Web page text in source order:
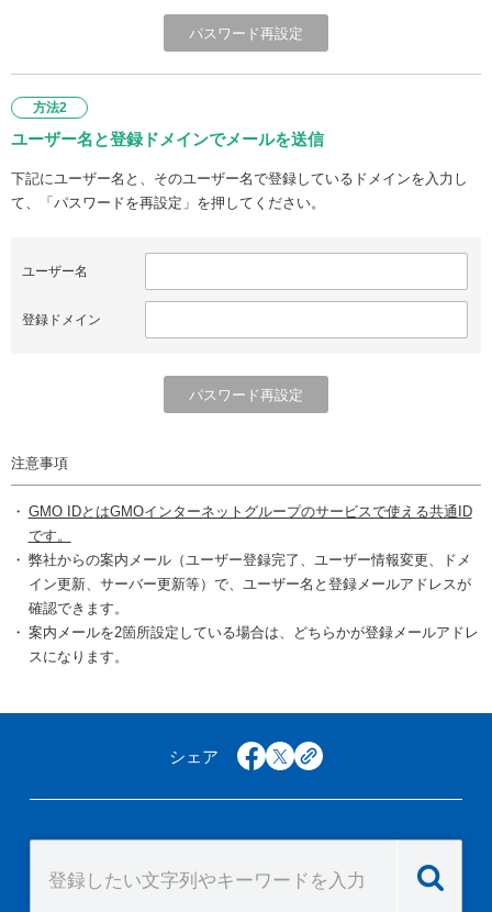
方法2
ユーザー名と登録ドメインでメールを送信
下記にユーザー名と、そのユーザー名で登録しているドメインを入力し
て、「パスワードを再設定」を押してください。
ユーザー名
登録ドメイン
注意事項
GMO IDとはGMOインターネットグループのサービスで使える共通ID
です。
弊社からの案内メール（ユーザー登録完了、ユーザー情報変更、ドメ
イン更新、サーバー更新等）で、ユーザー名と登録メールアドレスが
確認できます。
案内メールを2箇所設定している場合は、どちらかが登録メールアドレ
スになります。
シェア facebook
x copy